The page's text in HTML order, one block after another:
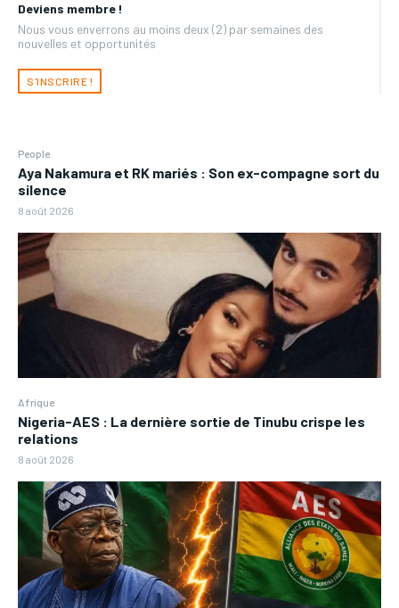
Deviens membre !
Nous vous enverrons au moins deux (2) par semaines des
nouvelles et opportunités
S'INSCRIRE !
People
Aya Nakamura et RK mariés : Son ex-compagne sort du
silence
8 août 2026
Afrique
Nigeria-AES : La dernière sortie de Tinubu crispe les
relations
8 août 2026